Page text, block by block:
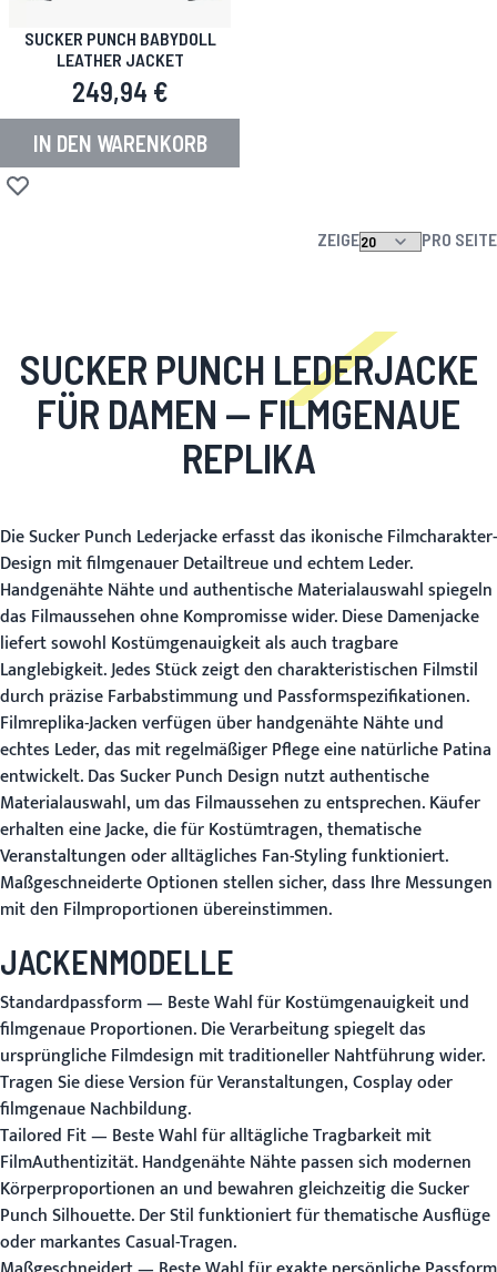
SUCKER PUNCH BABYDOLL
LEATHER JACKET
249,94 €
IN DEN WARENKORB
Zur Wunschliste hinzufügen
ZEIGE PRO SEITE
SUCKER PUNCH LEDERJACKE
FÜR DAMEN — FILMGENAUE
REPLIKA
Die Sucker Punch Lederjacke erfasst das ikonische Filmcharakter-
Design mit filmgenauer Detailtreue und echtem Leder.
Handgenähte Nähte und authentische Materialauswahl spiegeln
das Filmaussehen ohne Kompromisse wider. Diese Damenjacke
liefert sowohl Kostümgenauigkeit als auch tragbare
Langlebigkeit. Jedes Stück zeigt den charakteristischen Filmstil
durch präzise Farbabstimmung und Passformspezifikationen.
Filmreplika-Jacken verfügen über handgenähte Nähte und
echtes Leder, das mit regelmäßiger Pflege eine natürliche Patina
entwickelt. Das Sucker Punch Design nutzt authentische
Materialauswahl, um das Filmaussehen zu entsprechen. Käufer
erhalten eine Jacke, die für Kostümtragen, thematische
Veranstaltungen oder alltägliches Fan-Styling funktioniert.
Maßgeschneiderte Optionen stellen sicher, dass Ihre Messungen
mit den Filmproportionen übereinstimmen.
JACKENMODELLE
Standardpassform— Beste Wahl für Kostümgenauigkeit und
filmgenaue Proportionen. Die Verarbeitung spiegelt das
ursprüngliche Filmdesign mit traditioneller Nahtführung wider.
Tragen Sie diese Version für Veranstaltungen, Cosplay oder
filmgenaue Nachbildung.
Tailored Fit— Beste Wahl für alltägliche Tragbarkeit mit
FilmAuthentizität. Handgenähte Nähte passen sich modernen
Körperproportionen an und bewahren gleichzeitig die Sucker
Punch Silhouette. Der Stil funktioniert für thematische Ausflüge
oder markantes Casual-Tragen.